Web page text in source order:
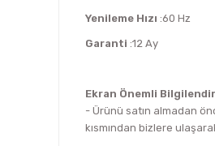
Yenileme Hızı :60 Hz
Garanti :12 Ay
Ekran Önemli
- Ürünü satın almadan
kısmından bizlere